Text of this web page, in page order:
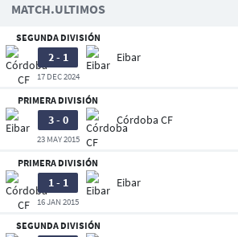
MATCH.ULTIMOS
SEGUNDA DIVISIÓN
2 - 1 Eibar
17 DEC 2024
PRIMERA DIVISIÓN
3 - 0 Córdoba CF
23 MAY 2015
PRIMERA DIVISIÓN
1 - 1 Eibar
16 JAN 2015
SEGUNDA DIVISIÓN